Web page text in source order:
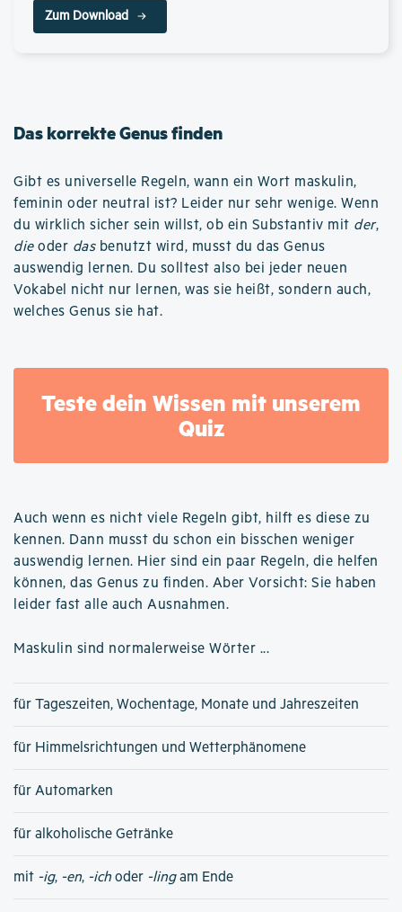
Zum Download
Das korrekte Genus finden
Gibt es universelle Regeln, wann ein Wort maskulin,
feminin oder neutral ist? Leider nur sehr wenige. Wenn
du wirklich sicher sein willst, ob ein Substantiv mit der,
dieoder dasbenutzt wird, musst du das Genus
auswendig lernen. Du solltest also bei jeder neuen
Vokabel nicht nur lernen, was sie heißt, sondern auch,
welches Genus sie hat.
Teste dein Wissen mit unserem
Quiz
Auch wenn es nicht viele Regeln gibt, hilft es diese zu
kennen. Dann musst du schon ein bisschen weniger
auswendig lernen. Hier sind ein paar Regeln, die helfen
können, das Genus zu finden. Aber Vorsicht: Sie haben
leider fast alle auch Ausnahmen.
Maskulin sind normalerweise Wörter ...
für Tageszeiten, Wochentage, Monate und Jahreszeiten
für Himmelsrichtungen und Wetterphänomene
für Automarken
für alkoholische Getränke
mit -ig, -en, -ich oder -lingam Ende